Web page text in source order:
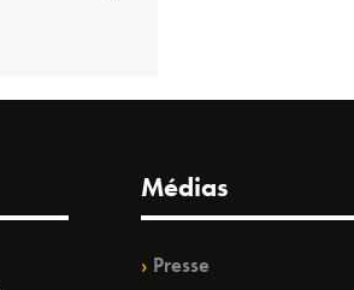
Médias
Presse